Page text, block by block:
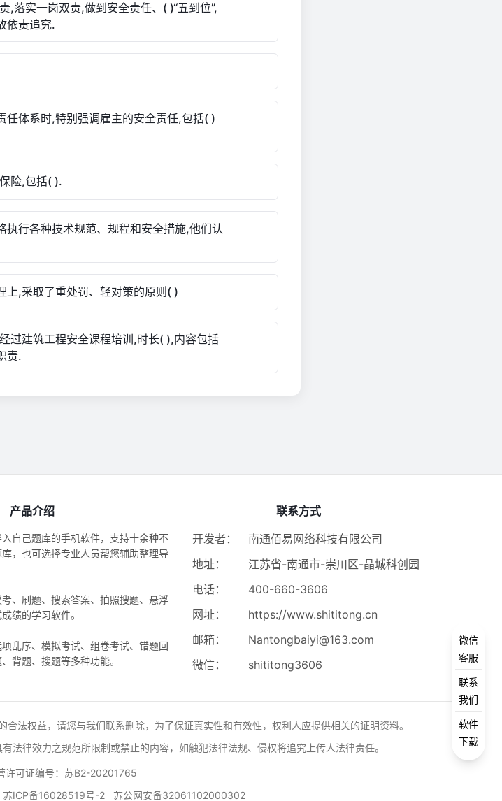
,落实一岗双责,做到安全责任、( )“五到位”,
依责追究.
任体系时,特别强调雇主的安全责任,包括( )
险,包括( ).
执行各种技术规范、规程和安全措施,他们认
上,采取了重处罚、轻对策的原则( )
过建筑工程安全课程培训,时长( ),内容包括
责.
产品介绍
入自己题库的手机软件，支持十余种不
，也可选择专业人员帮您辅助整理导
、刷题、搜索答案、拍照搜题、悬浮
绩的学习软件。
乱序、模拟考试、组卷考试、错题回
背题、搜题等多种功能。
联系方式
开发者：
南通佰易网络科技有限公司
地址：
江苏省-南通市-崇川区-晶城科创园
电话：
400-660-3606
网址：
https://www.shititong.cn
邮箱：
Nantongbaiyi@163.com
微信：
shititong3606
法权益，请您与我们联系删除，为了保证真实性和有效性，权利人应提供相关的证明资料。
法律效力之规范所限制或禁止的内容，如触犯法律法规、侵权将追究上传人法律责任。
许可证编号：苏B2-20201765
苏ICP备16028519号-2 苏公网安备32061102000302
微信
客服
联系
我们
软件
下载